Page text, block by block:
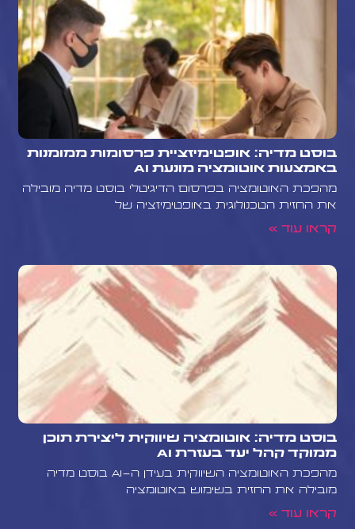
בוסט מדיה: אופטימיזציית פרסומות ממומנות
באמצעות אוטומציה מונעת AI
מהפכת האוטומציה בפרסום הדיגיטלי בוסט מדיה מובילה
את החזית הטכנולוגית באופטימיזציה של
קראו עוד »
בוסט מדיה: אוטומציה שיווקית ליצירת תוכן
ממוקד קהל יעד בעזרת AI
מהפכת האוטומציה השיווקית בעידן ה-AI בוסט מדיה
מובילה את החזית בשימוש באוטומציה
קראו עוד »